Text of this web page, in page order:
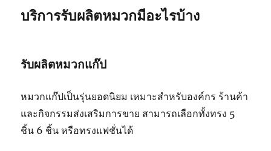
บริการรับผลิตหมวกมีอะไรบ้าง
รับผลิตหมวกแก๊ป
หมวกแก๊ปเป็นรุ่นยอดนิยม เหมาะสำหรับองค์กร ร้านค้า
และกิจกรรมส่งเสริมการขาย สามารถเลือกทั้งทรง 5
ชิ้น 6 ชิ้น หรือทรงแฟชั่นได้